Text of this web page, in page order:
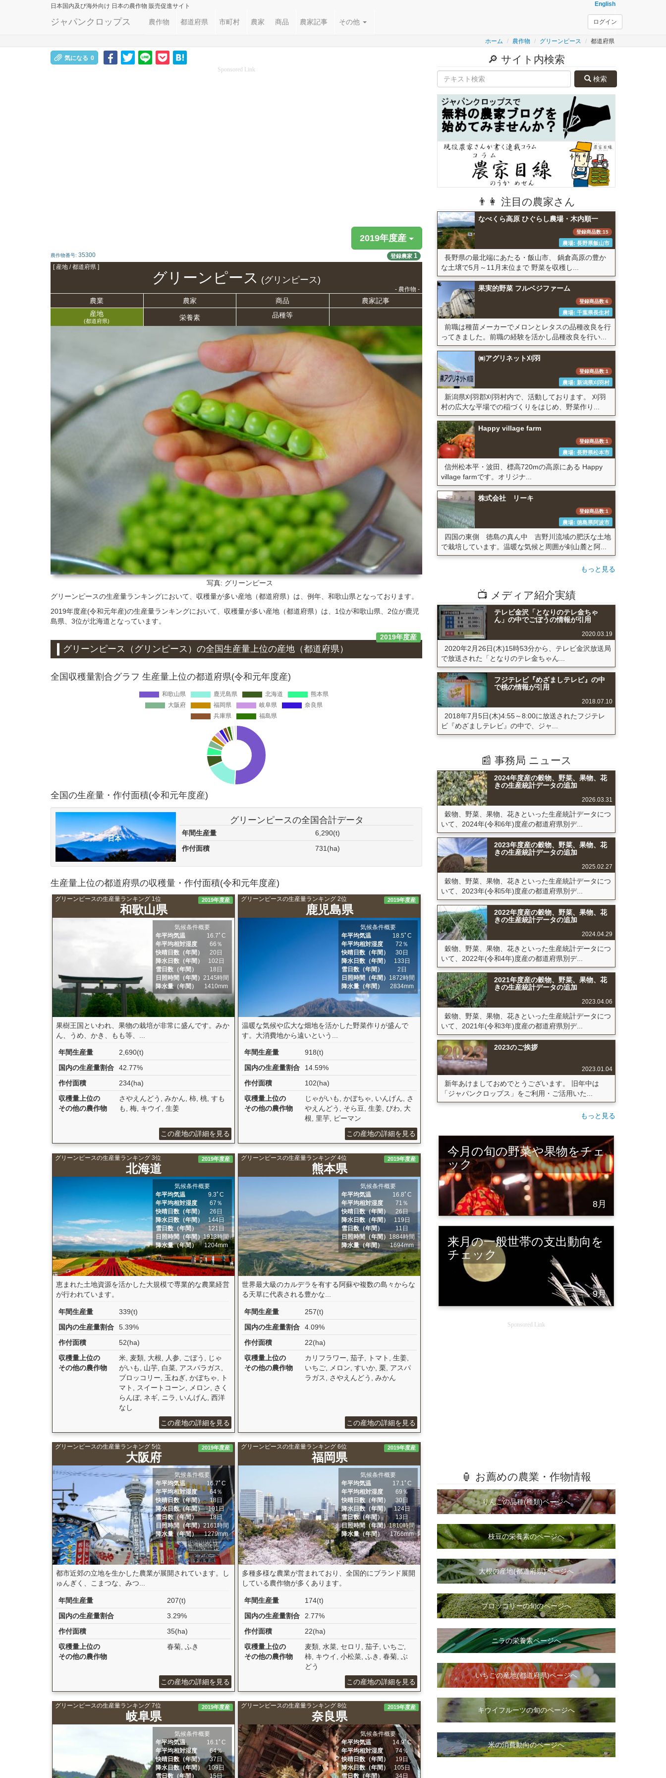
日本国内及び海外向け 日本の農作物 販売促進サイト English
ジャパンクロップス 農作物 都道府県 市町村 農家 商品 農家記事 その他 ログイン
ホーム 農作物 グリーンピース 都道府県
気になる 0
Sponsored Link
2019年度産
農作物番号: 35300 登録農家 1
[ 産地 / 都道府県 ]
グリーンピース (グリンピース)
- 農作物 -
農業 農家 商品
農家記事
産地
(都道府県) 栄養素 品種等
写真: グリーンピース
グリーンピースの生産量ランキングにおいて、収穫量が多い産地（都道府県）は、例年、和歌山県となっております。
2019年度産(令和元年産)の生産量ランキングにおいて、収穫量が多い産地（都道府県）は、1位が和歌山県、2位が鹿児
島県、3位が北海道となっています。
2019年度産
グリーンピース（グリンピース）の全国生産量上位の産地 （都道府県）
全国収穫量割合グラフ 生産量上位の都道府県(令和元年度産)
全国の生産量・作付面積(令和元年度産)
日本
グリーンピースの全国合計データ
年間生産量
6,290(t)
作付面積
731(ha)
生産量上位の都道府県の収穫量・作付面積(令和元年度産)
グリーンピースの生産量ランキング 1位
和歌山県
2019年度産
気候条件概要
年平均気温
16.7ﾟC
年平均相対湿度
66％
快晴日数（年間）
20日
降水日数（年間）
102日
雪日数（年間）
18日
日照時間（年間）2145時間
降水量（年間）
1410mm
果樹王国といわれ、果物の栽培が非常に盛んです。みか
ん、うめ、かき、もも等、...
年間生産量
2,690(t)
国内の生産量割合
42.77%
作付面積
234(ha)
収穫量上位の
その他の農作物
さやえんどう, みかん, 柿, 桃, すも
も, 梅, キウイ, 生姜
この産地の詳細を見る
グリーンピースの生産量ランキング 2位
鹿児島県
2019年度産
気候条件概要
年平均気温
18.5ﾟC
年平均相対湿度
72％
快晴日数（年間）
30日
降水日数（年間）
133日
雪日数（年間）
2日
日照時間（年間） 1872時間
降水量（年間）
2834mm
温暖な気候や広大な畑地を活かした野菜作りが盛んで
す。大消費地から遠いという...
年間生産量
918(t)
国内の生産量割合
14.59%
作付面積
102(ha)
収穫量上位の
その他の農作物
じゃがいも, かぼちゃ, いんげん, さ
やえんどう, そら豆, 生姜, びわ, 大
根, 里芋, ピーマン
この産地の詳細を見る
グリーンピースの生産量ランキング 3位
北海道
2019年度産
気候条件概要
年平均気温
9.3ﾟC
年平均相対湿度
67％
快晴日数（年間）
26日
降水日数（年間）
144日
雪日数（年間）
121日
日照時間（年間）1913時間
降水量（年間）
1204mm
恵まれた土地資源を活かした大規模で専業的な農業経営
が行われています。
年間生産量
339(t)
国内の生産量割合
5.39%
作付面積
52(ha)
収穫量上位の
その他の農作物
米, 麦類, 大根, 人参, ごぼう, じゃ
がいも, 山芋, 白菜, アスパラガス,
ブロッコリー, 玉ねぎ, かぼちゃ, ト
マト, スイートコーン, メロン, さく
らんぼ, ネギ, ニラ, いんげん, 西洋
なし
この産地の詳細を見る
グリーンピースの生産量ランキング 4位
熊本県
2019年度産
気候条件概要
年平均気温
16.8ﾟC
年平均相対湿度
71％
快晴日数（年間）
26日
降水日数（年間）
119日
雪日数（年間）
11日
日照時間（年間） 1884時間
降水量（年間）
1694mm
世界最大級のカルデラを有する阿蘇や複数の島々からな
る天草に代表される豊かな...
年間生産量
257(t)
国内の生産量割合
4.09%
作付面積
22(ha)
収穫量上位の
その他の農作物
カリフラワー, 茄子, トマト, 生姜,
いちご, メロン, すいか, 栗, アスパ
ラガス, さやえんどう, みかん
この産地の詳細を見る
グリーンピースの生産量ランキング 5位
大阪府
2019年度産
気候条件概要
年平均気温
16.7ﾟC
年平均相対湿度
64％
快晴日数（年間）
18日
降水日数（年間）
101日
雪日数（年間）
18日
日照時間（年間）2161時間
降水量（年間）
1279mm
都市近郊の立地を生かした農業が展開されています。し
ゅんぎく、こまつな、みつ...
年間生産量
207(t)
国内の生産量割合
3.29%
作付面積
35(ha)
収穫量上位の
その他の農作物
春菊, ふき
この産地の詳細を見る
グリーンピースの生産量ランキング 6位
福岡県
2019年度産
気候条件概要
年平均気温
17.1ﾟC
年平均相対湿度
69％
快晴日数（年間）
30日
降水日数（年間）
124日
雪日数（年間）
13日
日照時間（年間）1810時間
降水量（年間）
1766mm
多種多様な農業が営まれており、全国的にブランド展開
している農作物が多くあります。
年間生産量
174(t)
国内の生産量割合
2.77%
作付面積
22(ha)
収穫量上位の
その他の農作物
麦類, 水菜, セロリ, 茄子, いちご,
柿, キウイ, 小松菜, ふき, 春菊, ぶ
どう
この産地の詳細を見る
グリーンピースの生産量ランキング 7位
岐阜県
2019年度産
気候条件概要
年平均気温
16.1ﾟC
年平均相対湿度
64％
快晴日数（年間）
37日
降水日数（年間）
109日
雪日数（年間）
15日
グリーンピースの生産量ランキング 8位
奈良県
2019年度産
気候条件概要
年平均気温
14.9ﾟC
年平均相対湿度
74％
快晴日数（年間）
19日
降水日数（年間）
105日
雪日数（年間）
34日
🔎 サイト内検索
検索
👨👩 注目の農家さん
なべくら高原 ひぐらし農場・木内順一
登録商品数:15
農場: 長野県飯山市
長野県の最北端にあたる・飯山市、 鍋倉高原の豊か
な土壌で5月～11月末位まで 野菜を収穫し...
果実的野菜 フルベジファーム
登録商品数:6
農場: 千葉県長生村
前職は種苗メーカーでメロンとレタスの品種改良を行
ってきました。前職の経験を活かし品種改良を行い...
㈱アグリネット刈羽
登録商品数:1
農場: 新潟県刈羽村
新潟県刈羽郡刈羽村内で、活動しております。 刈羽
村の広大な平場での稲づくりをはじめ、野菜作り...
Happy village farm
登録商品数:1
農場: 長野県松本市
信州松本平・波田、標高720mの高原にある Happy
village farmです。オリジナ...
株式会社 リーキ
登録商品数:1
農場: 徳島県阿波市
四国の東側 徳島の真ん中 吉野川流域の肥沃な土地
で栽培しています。温暖な気候と周囲が剣山麓と阿...
もっと見る
📺 メディア紹介実績
テレビ金沢「となりのテレ金ちゃ
ん」の中でごぼうの情報が引用
2020.03.19
2020年2月26日(木)15時53分から、テレビ金沢放送局
で放送された「となりのテレ金ちゃん...
フジテレビ『めざましテレビ』の中
で桃の情報が引用
2018.07.10
2018年7月5日(木)4:55～8:00に放送されたフジテレ
ビ『めざましテレビ』の中で、ジャ...
📰 事務局 ニュース
2024年度産の穀物、野菜、果物、花
きの生産統計データの追加
2026.03.31
穀物、野菜、果物、花きといった生産統計データにつ
いて、2024年(令和6年)度産の都道府県別デ...
2023年度産の穀物、野菜、果物、花
きの生産統計データの追加
2025.02.27
穀物、野菜、果物、花きといった生産統計データにつ
いて、2023年(令和5年)度産の都道府県別デ...
2022年度産の穀物、野菜、果物、花
きの生産統計データの追加
2024.04.29
穀物、野菜、果物、花きといった生産統計データにつ
いて、2022年(令和4年)度産の都道府県別デ...
2021年度産の穀物、野菜、果物、花
きの生産統計データの追加
2023.04.06
穀物、野菜、果物、花きといった生産統計データにつ
いて、2021年(令和3年)度産の都道府県別デ...
2023のご挨拶
2023.01.04
新年あけましておめでとうございます。 旧年中は
「ジャパンクロップス」をご利用・ご活用いた...
もっと見る
今月の旬の野菜や果物をチェ
ック
8月
来月の一般世帯の支出動向を
チェック
9月
Sponsored Link
🏮 お薦めの農業・作物情報
りんごの品種(種類)ページへ
枝豆の栄養素のページへ
大根の産地(都道府県)ページへ
ブロッコリーの旬のページへ
ニラの栄養素ページへ
いちごの産地(都道府県)ページへ
キウイフルーツの旬のページへ
米の消費動向のページへ